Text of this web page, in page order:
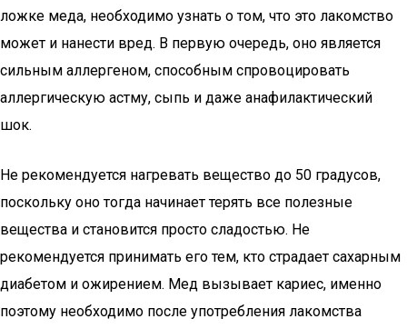
ложке меда, необходимо узнать о том, что это лакомство
может и нанести вред. В первую очередь, оно является
сильным аллергеном, способным спровоцировать
аллергическую астму, сыпь и даже анафилактический
шок.
Не рекомендуется нагревать вещество до 50 градусов,
поскольку оно тогда начинает терять все полезные
вещества и становится просто сладостью. Не
рекомендуется принимать его тем, кто страдает сахарным
диабетом и ожирением. Мед вызывает кариес, именно
поэтому необходимо после употребления лакомства